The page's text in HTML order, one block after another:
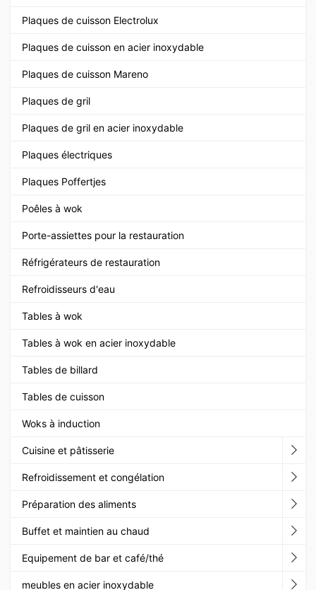
Plaques de cuisson Electrolux
Plaques de cuisson en acier inoxydable
Plaques de cuisson Mareno
Plaques de gril
Plaques de gril en acier inoxydable
Plaques électriques
Plaques Poffertjes
Poêles à wok
Porte-assiettes pour la restauration
Réfrigérateurs de restauration
Refroidisseurs d'eau
Tables à wok
Tables à wok en acier inoxydable
Tables de billard
Tables de cuisson
Woks à induction
Cuisine et pâtisserie
Refroidissement et congélation
Préparation des aliments
Buffet et maintien au chaud
Equipement de bar et café/thé
meubles en acier inoxydable